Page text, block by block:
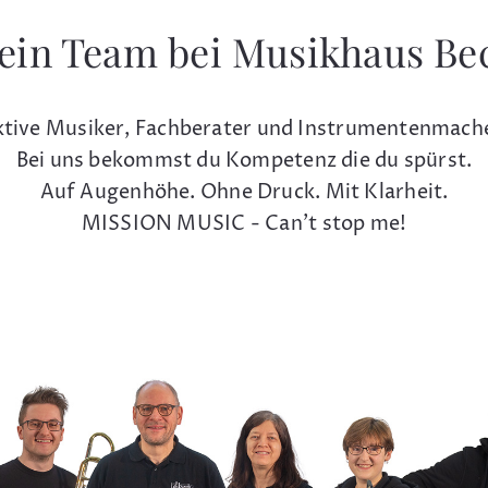
Team bei Musikhaus
Musiker, Fachberater und
Bei uns bekommst du Kompetenz die du spürst.
Auf Augenhöhe. Ohne Druck. Mit Klarheit.
MISSION MUSIC - Can't stop me!